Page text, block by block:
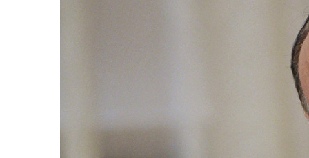
يوقف التعامل مع
منذ يومين